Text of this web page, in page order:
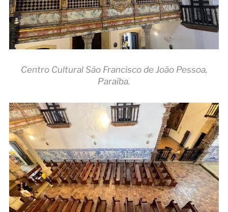
Centro Cultural São Francisco de João Pessoa,
Paraíba.